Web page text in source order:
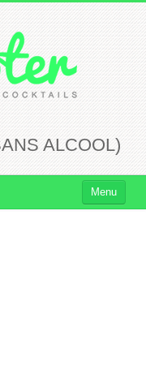
ALCOOL)
Menu